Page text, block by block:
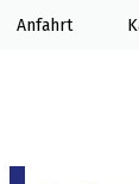
Anfahrt